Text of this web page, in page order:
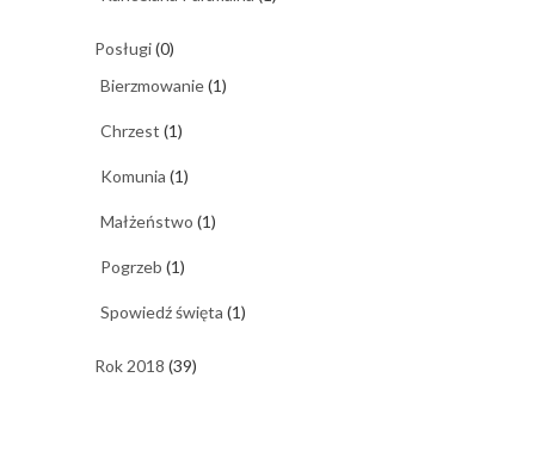
Posługi(0)
Bierzmowanie(1)
Chrzest (1)
Komunia (1)
Małżeństwo (1)
Pogrzeb (1)
Spowiedź święta (1)
Rok 2018 (39)